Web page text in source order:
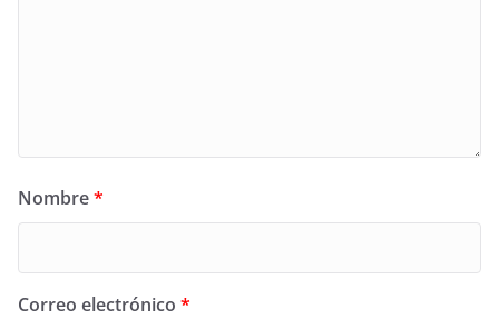
Nombre*
Correo electrónico *